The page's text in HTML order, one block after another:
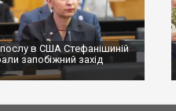
в США Стефанішиній
запобіжний захід